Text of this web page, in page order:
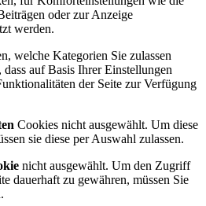
oder zur Anzeige
werden.
welche Kategorien Sie zulassen
auf Basis Ihrer Einstellungen
der Seite zur Verfügung
Cookies nicht ausgewählt. Um diese
sie diese per Auswahl zulassen.
nicht ausgewählt. Um den Zugriff
dauerhaft zu gewähren, müssen Sie